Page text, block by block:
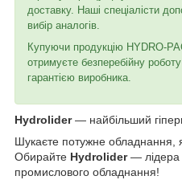
доставку. Наші спеціалісти
вибір аналогів.
Купуючи продукцію HYDRO-
отримуєте безперебійну
гарантією виробника.
Hydrolider— найбільший
Шукаєте потужне обладнання,
Обирайте Hydrolider— лідера
промислового обладнання!